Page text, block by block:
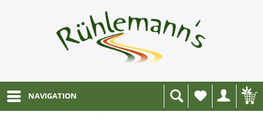
NAVIGATION
Wunschliste